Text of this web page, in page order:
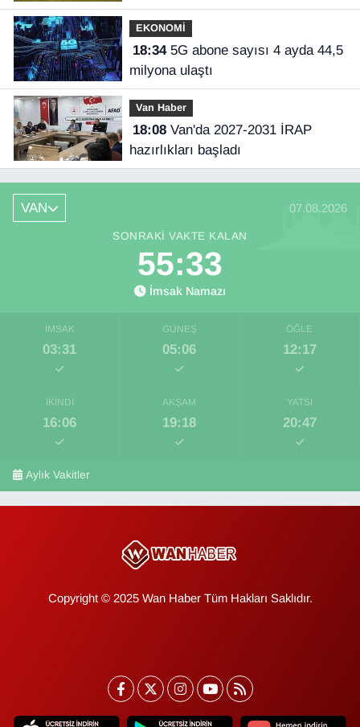
İlhan açıkladı
EKONOMİ
18:345G abone sayısı 4 ayda 44,5
milyona ulaştı
Van Haber
18:08Van'da 2027-2031 İRAP
hazırlıkları başladı
VAN 07.08.2026
SONRAKI VAKTE KALAN
55:32
İmsak Namazı
İMSAK
03:31
GÜNEŞ
05:06
ÖĞLE
12:17
İKINDI
16:06
AKŞAM
19:18
YATSI
20:47
Aylık Vakitler
Copyright © 2025 Wan Haber Tüm Hakları Saklıdır.